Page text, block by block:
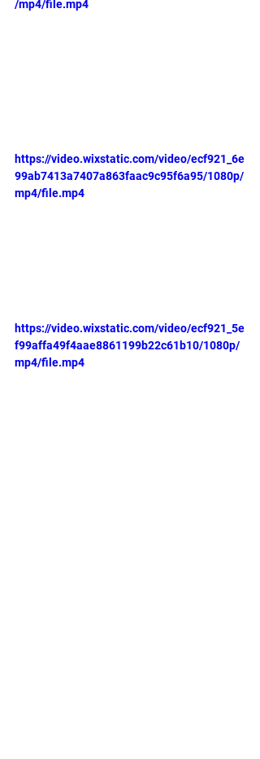
/mp4/file.mp4
https://video.wixstatic.com/video/ecf921_6e
99ab7413a7407a863faac9c95f6a95/1080p/
mp4/file.mp4
https://video.wixstatic.com/video/ecf921_5e
f99affa49f4aae8861199b22c61b10/1080p/
mp4/file.mp4